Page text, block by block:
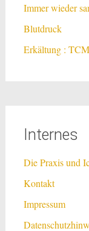
Immer wieder
Blutdruck
Erkältung :
Internes
Die Praxis und
Kontakt
Impressum